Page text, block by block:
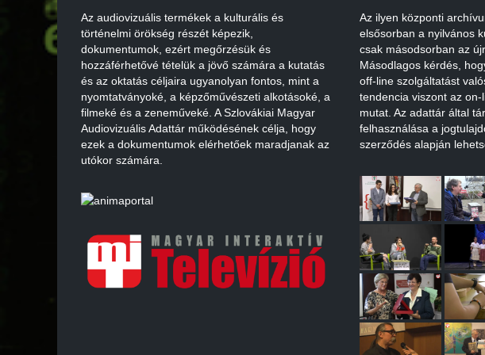
Az audiovizuális termékek a kulturális és
történelmi örökség részét képezik,
dokumentumok, ezért megőrzésük és
hozzáférhetővé tételük a jövő számára a kutatás
és az oktatás céljaira ugyanolyan fontos, mint a
nyomtatványoké, a képzőművészeti alkotásoké, a
filmeké és a zeneműveké. A Szlovákiai Magyar
Audiovizuális Adattár működésének célja, hogy
ezek a dokumentumok elérhetőek maradjanak az
utókor számára.
Az ilyen központi
elsősorban a nyilvános
csak másodsorban az
Másodlagos kérdés,
off-line szolgáltatást
tendencia viszont az
mutat. Az adattár által
felhasználása a
szerződés alapján